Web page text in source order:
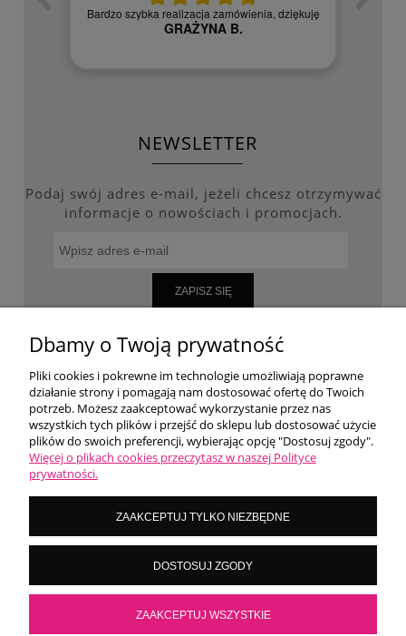
Bardzo szybka realizacja zamówienia, dziękuję
GRAŻYNA B.
NEWSLETTER
Podaj swój adres e-mail, jeżeli chcesz otrzymywać
informacje o nowościach i promocjach.
ZAPISZ SIĘ
WARUNKI ZAKUPÓW
MOJE KONTO
O NAS
LoversNails Paulina Wiktorowicz | Brzozowa 7, 05-300 Targówka, woj
mazowieckie | NIP: 8222395546
Kontakt pn - pt: 8:00 - 16:00 |importmistewiczpartners@gmail.com
536 028 532
Dbamy o Twoją prywatność
Pliki cookies i pokrewne im technologie umożliwiają poprawne
działanie strony i pomagają nam dostosować ofertę do Twoich
potrzeb. Możesz zaakceptować wykorzystanie przez nas
wszystkich tych plików i przejść do sklepu lub dostosować użycie
plików do swoich preferencji, wybierając opcję "Dostosuj zgody".
Więcej o plikach cookies przeczytasz w naszej Polityce
prywatności.
ZAAKCEPTUJ TYLKO NIEZBĘDNE
DOSTOSUJ ZGODY
ZAAKCEPTUJ WSZYSTKIE